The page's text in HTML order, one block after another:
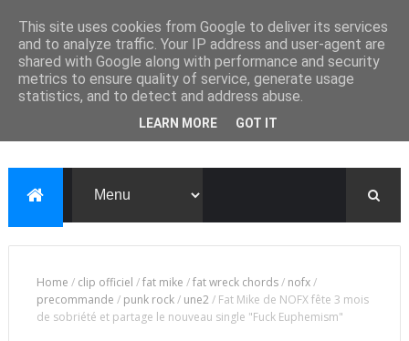
Home / clip officiel /fat mike /fat wreck chords/ nofx/
precommande / punk rock/ une2/ Fat Mike de NOFX fête 3 mois
de sobriété et partage le nouveau single "Fuck Euphemism"
This site uses cookies from Google to deliver its services
and to analyze traffic. Your IP address and user-agent are
shared with Google along with performance and security
metrics to ensure quality of service, generate usage
statistics, and to detect and address abuse.
LEARN MORE GOT IT